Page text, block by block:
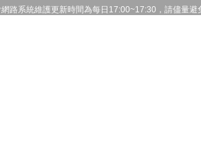
路系統維護更新時間為每日17:00~17:30，請儘量